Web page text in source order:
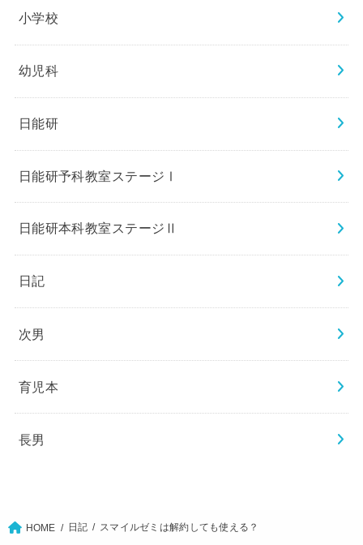
小学校
幼児科
日能研
日能研予科教室ステージⅠ
日能研本科教室ステージⅡ
日記
次男
育児本
長男
HOME 日記 スマイルゼミは解約しても使える？